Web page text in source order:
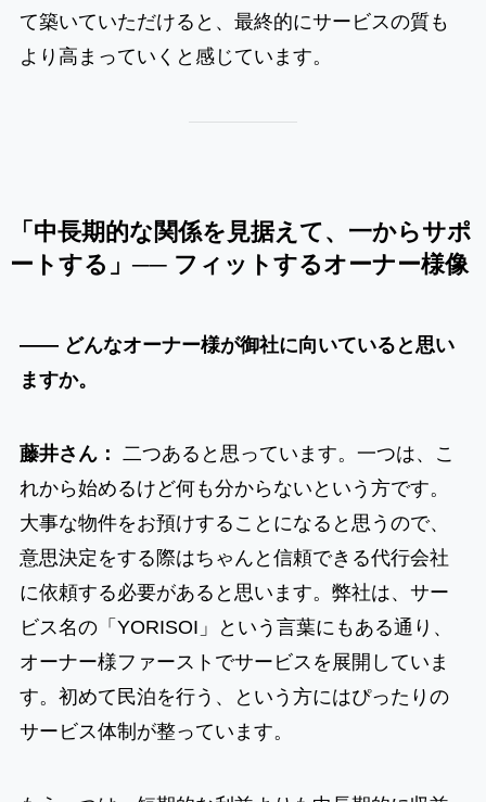
て築いていただけると、最終的にサービスの質も
より高まっていくと感じています。
「中長期的な関係を見据えて、一からサポ
ートする」── フィットするオーナー様像
―― どんなオーナー様が御社に向いていると思い
ますか。
藤井さん： 二つあると思っています。一つは、こ
れから始めるけど何も分からないという方です。
大事な物件をお預けすることになると思うので、
意思決定をする際はちゃんと信頼できる代行会社
に依頼する必要があると思います。弊社は、サー
ビス名の「YORISOI」という言葉にもある通り、
オーナー様ファーストでサービスを展開していま
す。初めて民泊を行う、という方にはぴったりの
サービス体制が整っています。